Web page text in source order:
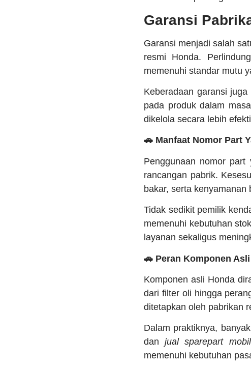
Garansi
Garansi menjadi salah
resmi Honda.
memenuhi standar mutu
Keberadaan garansi
pada produk dalam
dikelola secara lebih
🚗 Manfaat Nomor Part
Penggunaan nomor part
rancangan pabrik.
bakar, serta kenyamanan
Tidak sedikit pemilik
memenuhi kebutuhan
layanan sekaligus
🚗 Peran Komponen
Komponen asli Honda
dari filter oli hingga
ditetapkan oleh pabrikan
Dalam praktiknya,
danjual sparepart
memenuhi kebutuhan